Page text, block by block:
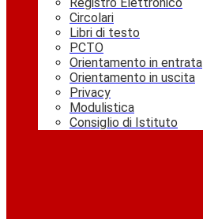
Registro Elettronico
Circolari
Libri di testo
PCTO
Orientamento in entrata
Orientamento in uscita
Privacy
Modulistica
Consiglio di Istituto